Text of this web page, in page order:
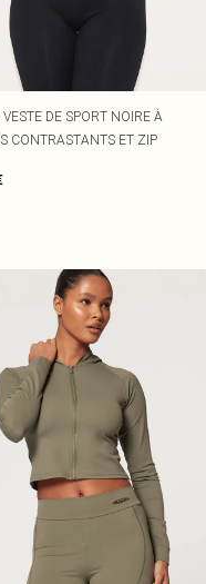
VESTE DE SPORT NOIRE À
CONTRASTANTS ET ZIP